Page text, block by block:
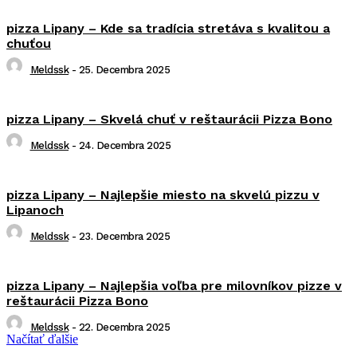
pizza Lipany – Kde sa tradícia stretáva s kvalitou a
chuťou
Meldssk - 25. Decembra 2025
pizza Lipany – Skvelá chuť v reštaurácii Pizza Bono
Meldssk - 24. Decembra 2025
pizza Lipany – Najlepšie miesto na skvelú pizzu v
Lipanoch
Meldssk - 23. Decembra 2025
pizza Lipany – Najlepšia voľba pre milovníkov pizze v
reštaurácii Pizza Bono
Meldssk - 22. Decembra 2025
Načítať ďalšie